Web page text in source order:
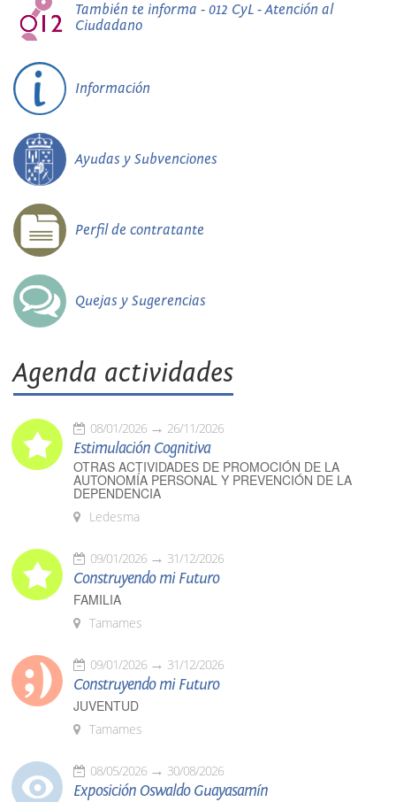
También te informa - 012 CyL - Atención al
Ciudadano
Información
Ayudas y Subvenciones
Perfil de contratante
Quejas y Sugerencias
Agenda actividades
08/01/2026 26/11/2026
Estimulación Cognitiva
OTRAS ACTIVIDADES DE PROMOCIÓN DE LA
AUTONOMÍA PERSONAL Y PREVENCIÓN DE LA
DEPENDENCIA
Ledesma
09/01/2026 31/12/2026
Construyendo mi Futuro
FAMILIA
Tamames
09/01/2026 31/12/2026
Construyendo mi Futuro
JUVENTUD
Tamames
08/05/2026 30/08/2026
Exposición Oswaldo Guayasamín